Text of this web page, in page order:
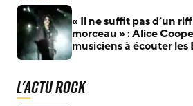
« Il ne suffit pas d’un
morceau » : Alice
musiciens à écouter les
L'actu Rock